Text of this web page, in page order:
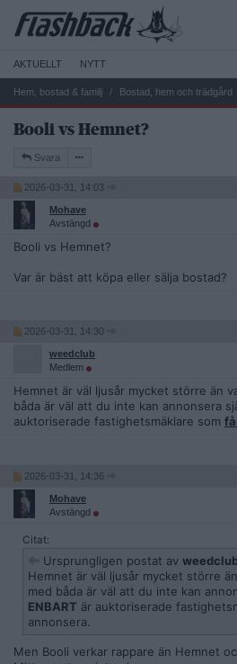
AKTUELLT NYTT
Hem, bostad & familj Bostad, hem och trädgård
Booli vs Hemnet?
Svara
2026-03-31, 14:03
Mohave
Avstängd
Booli vs Hemnet?
Var är bäst att köpa eller sälja bostad?
2026-03-31, 14:30
weedclub
Medlem
Hemnet är väl ljusår mycket större än
båda är väl att du inte kan annonsera
auktoriserade fastighetsmäklare som
2026-03-31, 14:36
Mohave
Avstängd
Citat:
Ursprungligen postat av
Hemnet är väl ljusår mycket större
med båda är väl att du inte kan
ENBART är auktoriserade
annonsera.
Men Booli verkar rappare än Hemnet